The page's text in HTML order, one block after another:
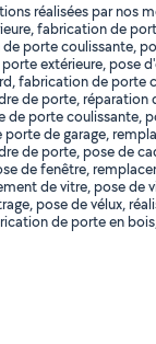
réalisées par nos
fabrication de
porte coulissante,
extérieure, pose
fabrication de porte
de porte, réparation
de porte coulissante,
porte de garage,
de porte, pose de
de fenêtre,
de vitre, pose de
pose de vélux,
de porte en